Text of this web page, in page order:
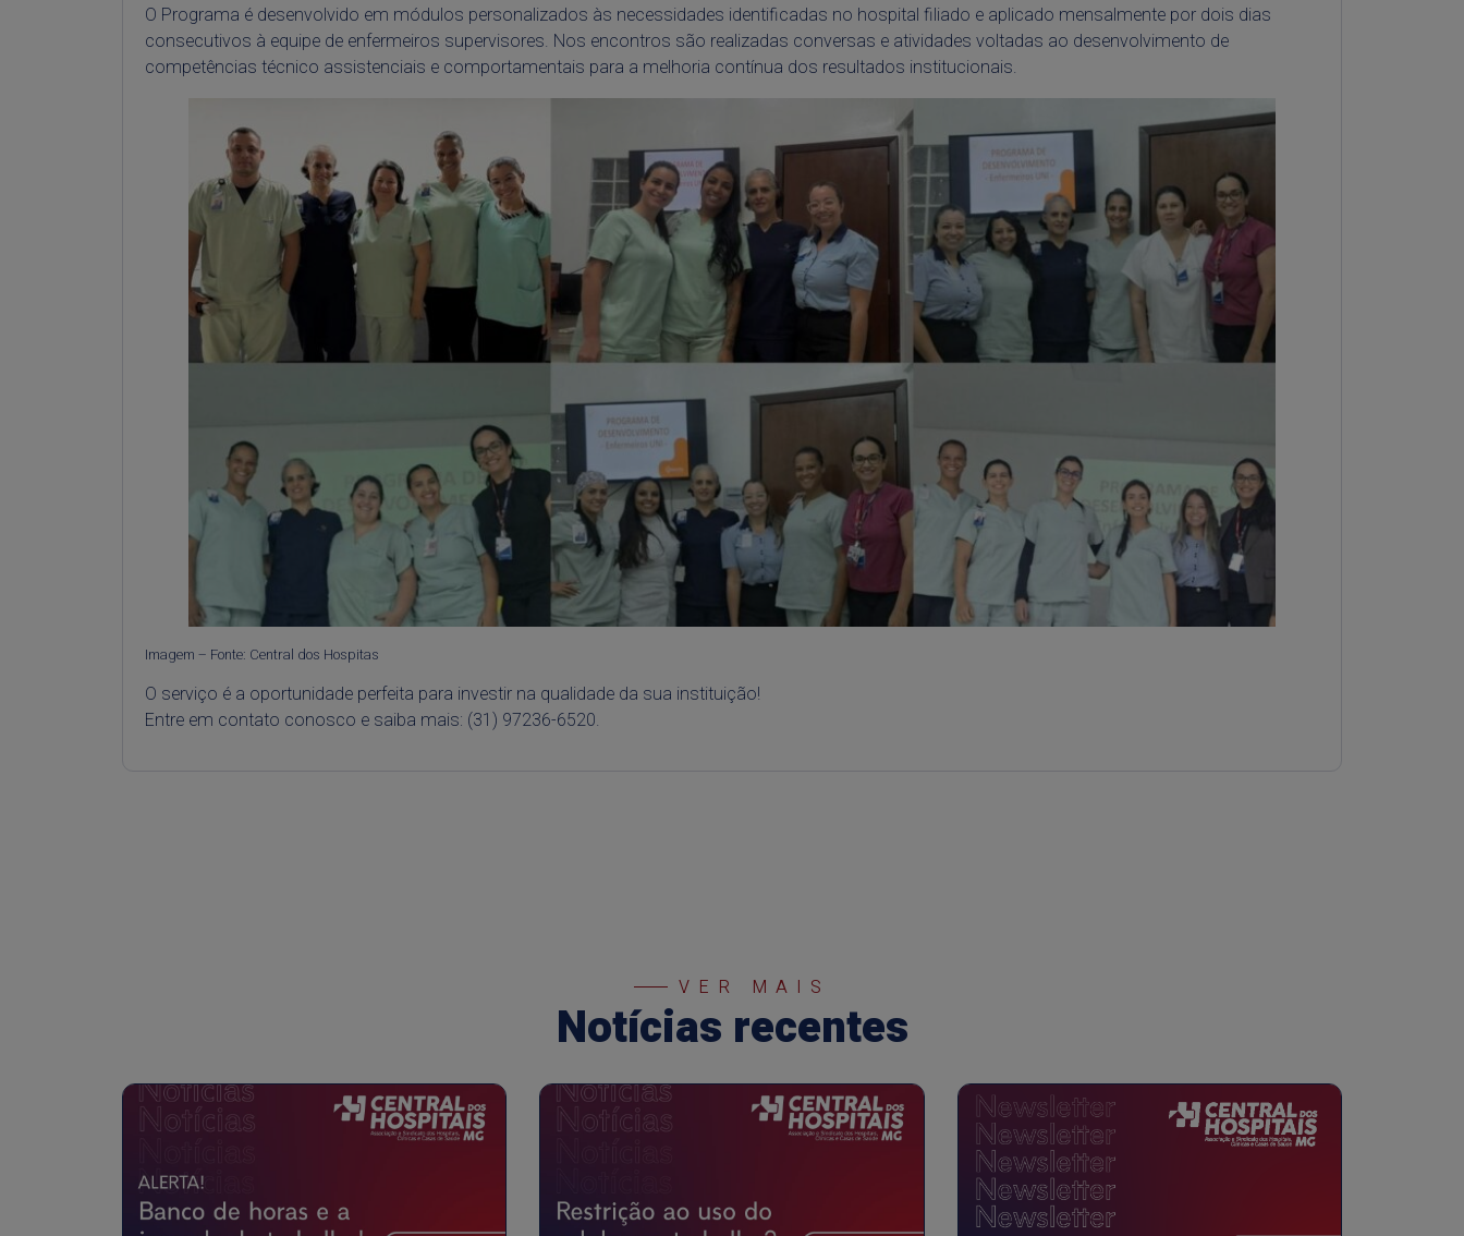
O Programa é desenvolvido em módulos personalizados às necessidades identificadas no hospital filiado e aplicado mensalmente por dois dias
consecutivos à equipe de enfermeiros supervisores. Nos encontros são realizadas conversas e atividades voltadas ao desenvolvimento de
competências técnico assistenciais e comportamentais para a melhoria contínua dos resultados institucionais.
Imagem – Fonte: Central dos Hospitas
O serviço é a oportunidade perfeita para investir na qualidade da sua instituição!
Entre em contato conosco e saiba mais: (31) 97236-6520.
VER MAIS
Notícias recentes